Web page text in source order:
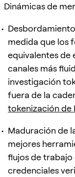
Dinámicas de
medida que los
equivalentes de
canales más
investigación
fuera de la
tokenización de
Maduración de
mejores
flujos de
credenciales